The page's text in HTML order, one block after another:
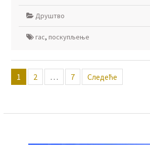
Друштво
гас, поскупљење
Пагинација
чланака
1 2 … 7 Следеће